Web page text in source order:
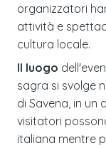
organizzatori
attività e
cultura locale.
Il luogo
sagra si svolge
di Savena, in un
visitatori
italiana mentre